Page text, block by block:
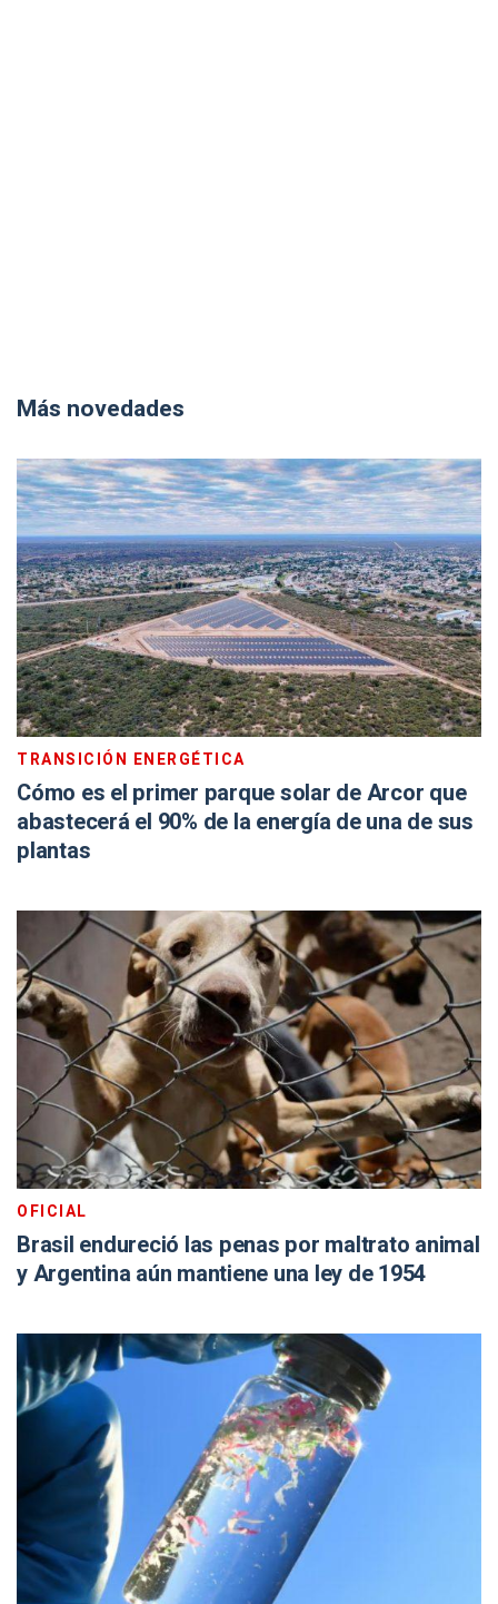
Más novedades
TRANSICIÓN ENERGÉTICA
Cómo es el primer parque solar de Arcor que
abastecerá el 90% de la energía de una de sus
plantas
OFICIAL
Brasil endureció las penas por maltrato animal
y Argentina aún mantiene una ley de 1954